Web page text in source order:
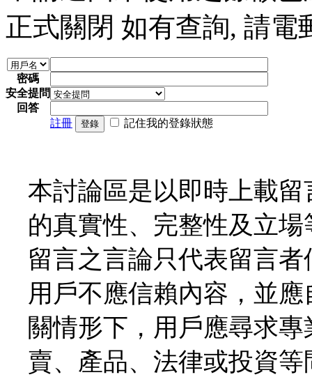
正式關閉 如有查詢, 請電
密碼
安全提問
回答
註冊
登錄 記住我的登錄狀態
本討論區是以即時上載
的真實性、完整性及立
留言之言論只代表留言
用戶不應信賴內容，並
關情形下，用戶應尋求
賣、產品、法律或投資